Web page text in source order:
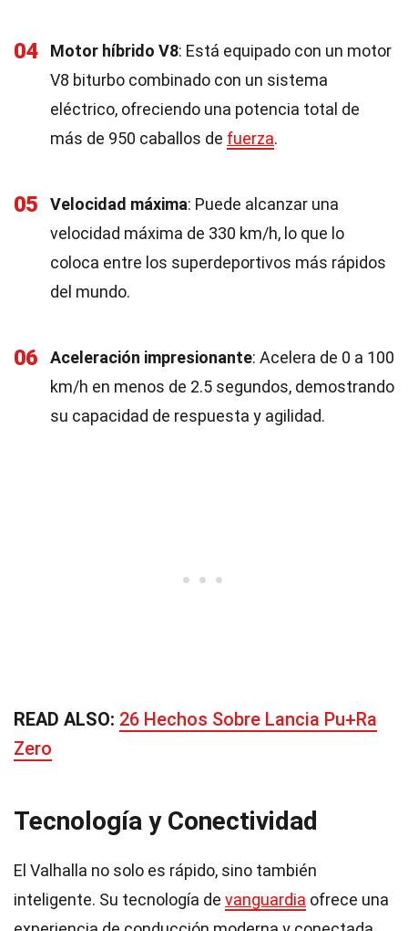
04 Motor híbrido V8: Está equipado con un motor
V8 biturbo combinado con un sistema
eléctrico, ofreciendo una potencia total de
más de 950 caballos de fuerza.
05 Velocidad máxima: Puede alcanzar una
velocidad máxima de 330 km/h, lo que lo
coloca entre los superdeportivos más rápidos
del mundo.
06 Aceleración impresionante: Acelera de 0 a 100
km/h en menos de 2.5 segundos, demostrando
su capacidad de respuesta y agilidad.
READ ALSO: 26 Hechos Sobre Lancia Pu+Ra
Zero
Tecnología y Conectividad
El Valhalla no solo es rápido, sino también
inteligente. Su tecnología de vanguardia ofrece una